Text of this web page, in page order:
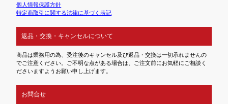
個人情報保護方針
特定商取引に関する法律に基づく表記
返品・交換・キャンセルについて
商品は業務用の為、受注後のキャンセル及び返品・交換は一切承れませんの
でご注意ください。ご不明な点がある場合は、ご注文前にお気軽にご相談く
ださいますようお願い申し上げます。
お問合せ